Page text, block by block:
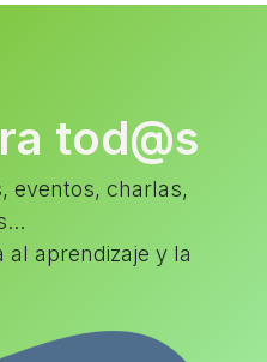
tod@s
eventos, charlas,
al aprendizaje y la